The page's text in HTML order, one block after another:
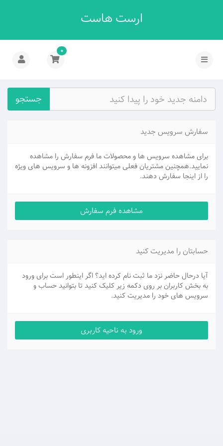
ارست هاست
0
جستجو
سفارش سرویس جدید
برای مشاهده سرویس ها و محصولات ما فرم سفارش را مشاهده
نمایید.همچنین مشتریان فعلی میتوانند افزونه ها و سرویس های ویژه
را از اینجا سفارش دهند.
حسابتان را مدیریت کنید
آیا درحال حاضر نزد ما ثبت نام کرده اید؟ اگر اینطور است برای ورود
به بخش کاربران بر روی دکمه زیر کلیک کنید تا بتوانید حساب و
سرویس های خود را مدیریت کنید.